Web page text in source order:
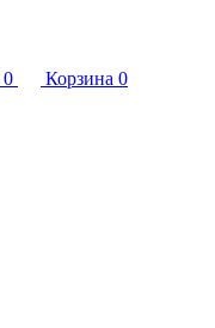
0 Корзина 0